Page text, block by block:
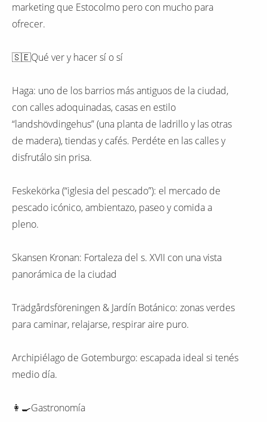
marketing que Estocolmo pero con mucho para
ofrecer.
🇸🇪Qué ver y hacer sí o sí
Haga: uno de los barrios más antiguos de la ciudad,
con calles adoquinadas, casas en estilo
“landshövdingehus” (una planta de ladrillo y las otras
de madera), tiendas y cafés. Perdéte en las calles y
disfrutálo sin prisa.
Feskekörka (“iglesia del pescado”): el mercado de
pescado icónico, ambientazo, paseo y comida a
pleno.
Skansen Kronan: Fortaleza del s. XVII con una vista
panorámica de la ciudad
Trädgårdsföreningen & Jardín Botánico: zonas verdes
para caminar, relajarse, respirar aire puro.
Archipiélago de Gotemburgo: escapada ideal si tenés
medio día.
👩‍🍳Gastronomía